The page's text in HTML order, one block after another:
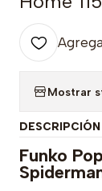
Mostrar
DESCRIPCIÓN
Funko